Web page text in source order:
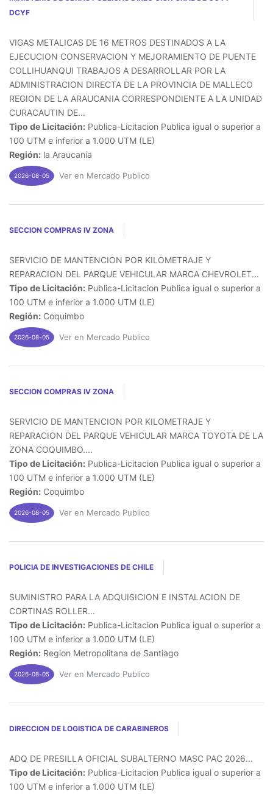
DCYF
VIGAS METALICAS DE 16 METROS DESTINADOS A LA
EJECUCION CONSERVACION Y MEJORAMIENTO DE PUENTE
COLLIHUANQUI TRABAJOS A DESARROLLAR POR LA
ADMINISTRACION DIRECTA DE LA PROVINCIA DE MALLECO
REGION DE LA ARAUCANIA CORRESPONDIENTE A LA UNIDAD
CURACAUTIN DE...
Tipo de Licitación: Publica-Licitacion Publica igual o superior a
100 UTM e inferior a 1.000 UTM (LE)
Región: la Araucania
2026-08-05 Ver en Mercado Publico
SECCION COMPRAS IV ZONA
SERVICIO DE MANTENCION POR KILOMETRAJE Y
REPARACION DEL PARQUE VEHICULAR MARCA CHEVROLET...
Tipo de Licitación: Publica-Licitacion Publica igual o superior a
100 UTM e inferior a 1.000 UTM (LE)
Región: Coquimbo
2026-08-05 Ver en Mercado Publico
SECCION COMPRAS IV ZONA
SERVICIO DE MANTENCION POR KILOMETRAJE Y
REPARACION DEL PARQUE VEHICULAR MARCA TOYOTA DE LA
ZONA COQUIMBO....
Tipo de Licitación: Publica-Licitacion Publica igual o superior a
100 UTM e inferior a 1.000 UTM (LE)
Región: Coquimbo
2026-08-05 Ver en Mercado Publico
POLICIA DE INVESTIGACIONES DE CHILE
SUMINISTRO PARA LA ADQUISICION E INSTALACION DE
CORTINAS ROLLER...
Tipo de Licitación: Publica-Licitacion Publica igual o superior a
100 UTM e inferior a 1.000 UTM (LE)
Región: Region Metropolitana de Santiago
2026-08-05 Ver en Mercado Publico
DIRECCION DE LOGISTICA DE CARABINEROS
ADQ DE PRESILLA OFICIAL SUBALTERNO MASC PAC 2026...
Tipo de Licitación: Publica-Licitacion Publica igual o superior a
100 UTM e inferior a 1.000 UTM (LE)